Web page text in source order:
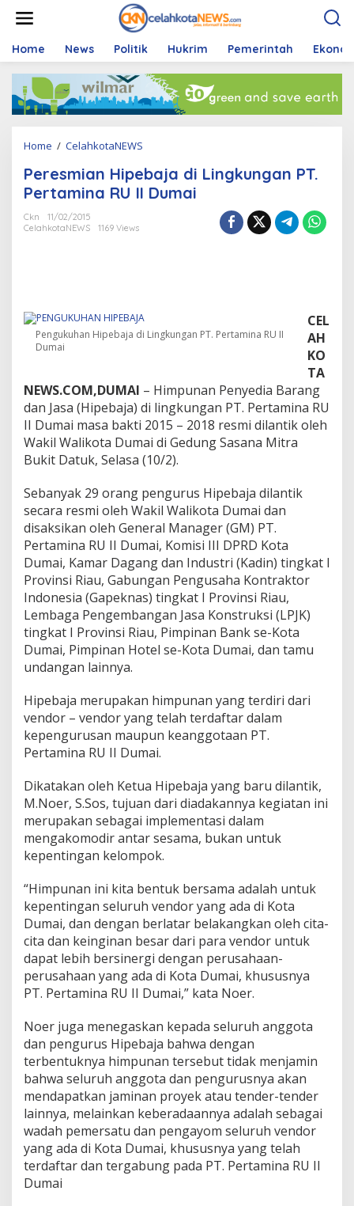
t
Home News Politik Hukrim Pemerintah
Home / CelahkotaNEWS
r
e
b
L
n
g
n
g
a
n
P
.
P
e
r
a
n
a
R
U
I
D
u
m
a
i
Peresmian Hipebaja di Lingkungan PT.
Pertamina RU II Dumai
Ckn
11/02/2015
CelahkotaNEWS
1169 Views
Pengukuhan Hipebaja di Lingkungan PT. Pertamina RU II
Dumai
CEL
AH
KO
TA
NEWS.COM,DUMAI – Himpunan Penyedia Barang
dan Jasa (Hipebaja) di lingkungan PT. Pertamina RU
II Dumai masa bakti 2015 – 2018 resmi dilantik oleh
Wakil Walikota Dumai di Gedung Sasana Mitra
Bukit Datuk, Selasa (10/2).
Sebanyak 29 orang pengurus Hipebaja dilantik
secara resmi oleh Wakil Walikota Dumai dan
disaksikan oleh General Manager (GM) PT.
Pertamina RU II Dumai, Komisi III DPRD Kota
Dumai, Kamar Dagang dan Industri (Kadin) tingkat I
Provinsi Riau, Gabungan Pengusaha Kontraktor
Indonesia (Gapeknas) tingkat I Provinsi Riau,
Lembaga Pengembangan Jasa Konstruksi (LPJK)
tingkat I Provinsi Riau, Pimpinan Bank se-Kota
Dumai, Pimpinan Hotel se-Kota Dumai, dan tamu
undangan lainnya.
Hipebaja merupakan himpunan yang terdiri dari
vendor – vendor yang telah terdaftar dalam
kepengurusan maupun keanggotaan PT.
Pertamina RU II Dumai.
Dikatakan oleh Ketua Hipebaja yang baru dilantik,
M.Noer, S.Sos, tujuan dari diadakannya kegiatan ini
merupakan sebagai implementasi dalam
mengakomodir antar sesama, bukan untuk
kepentingan kelompok.
“Himpunan ini kita bentuk bersama adalah untuk
kepentingan seluruh vendor yang ada di Kota
Dumai, dan dengan berlatar belakangkan oleh cita-
cita dan keinginan besar dari para vendor untuk
dapat lebih bersinergi dengan perusahaan-
perusahaan yang ada di Kota Dumai, khususnya
PT. Pertamina RU II Dumai,” kata Noer.
Noer juga menegaskan kepada seluruh anggota
dan pengurus Hipebaja bahwa dengan
terbentuknya himpunan tersebut tidak menjamin
bahwa seluruh anggota dan pengurusnya akan
mendapatkan jaminan proyek atau tender-tender
lainnya, melainkan keberadaannya adalah sebagai
wadah pemersatu dan pengayom seluruh vendor
yang ada di Kota Dumai, khususnya yang telah
terdaftar dan tergabung pada PT. Pertamina RU II
Dumai